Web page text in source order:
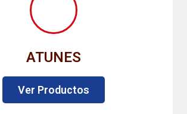
ATUNES
Ver Productos